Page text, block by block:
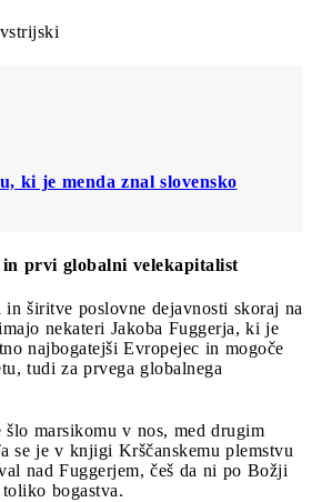
ki je menda znal slovensko
prvi globalni velekapitalist
širitve poslovne dejavnosti skoraj na
nekateri Jakoba Fuggerja, ki je
najbogatejši Evropejec in mogoče
tudi za prvega globalnega
marsikomu v nos, med drugim
se je v knjigi Krščanskemu plemstvu
nad Fuggerjem, češ da ni po Božji
bogastva.